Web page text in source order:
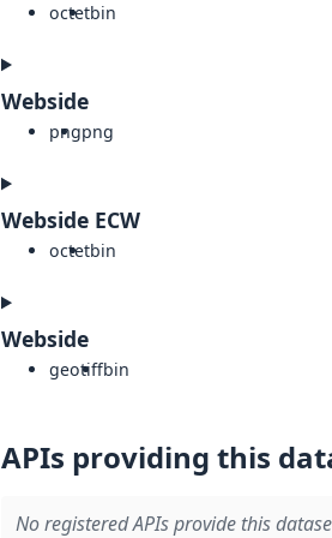
octetbin
Webside
pngpng
Webside ECW
octetbin
Webside
geotiffbin
APIs providing this
No registered APIs provide this